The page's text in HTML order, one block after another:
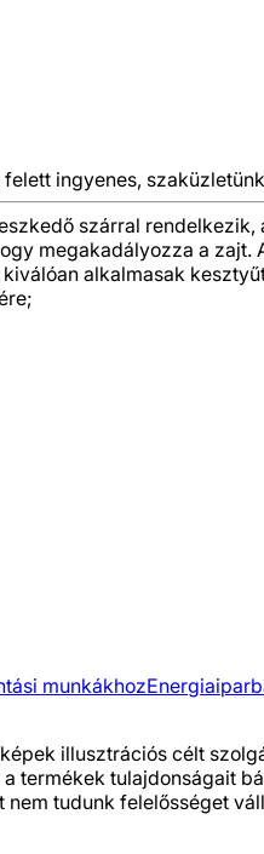
felett ingyenes,
szárral
megakadályozza a
alkalmasak
munkákhoz
illusztrációs célt
termékek tulajdonságait
tudunk felelősséget